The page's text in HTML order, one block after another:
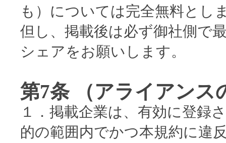
も）については完全無料とし
但し、掲載後は必ず御社側で
シェアをお願いします。
第7条 （アライアンス
１．掲載企業は、有効に登録
的の範囲内でかつ本規約に違